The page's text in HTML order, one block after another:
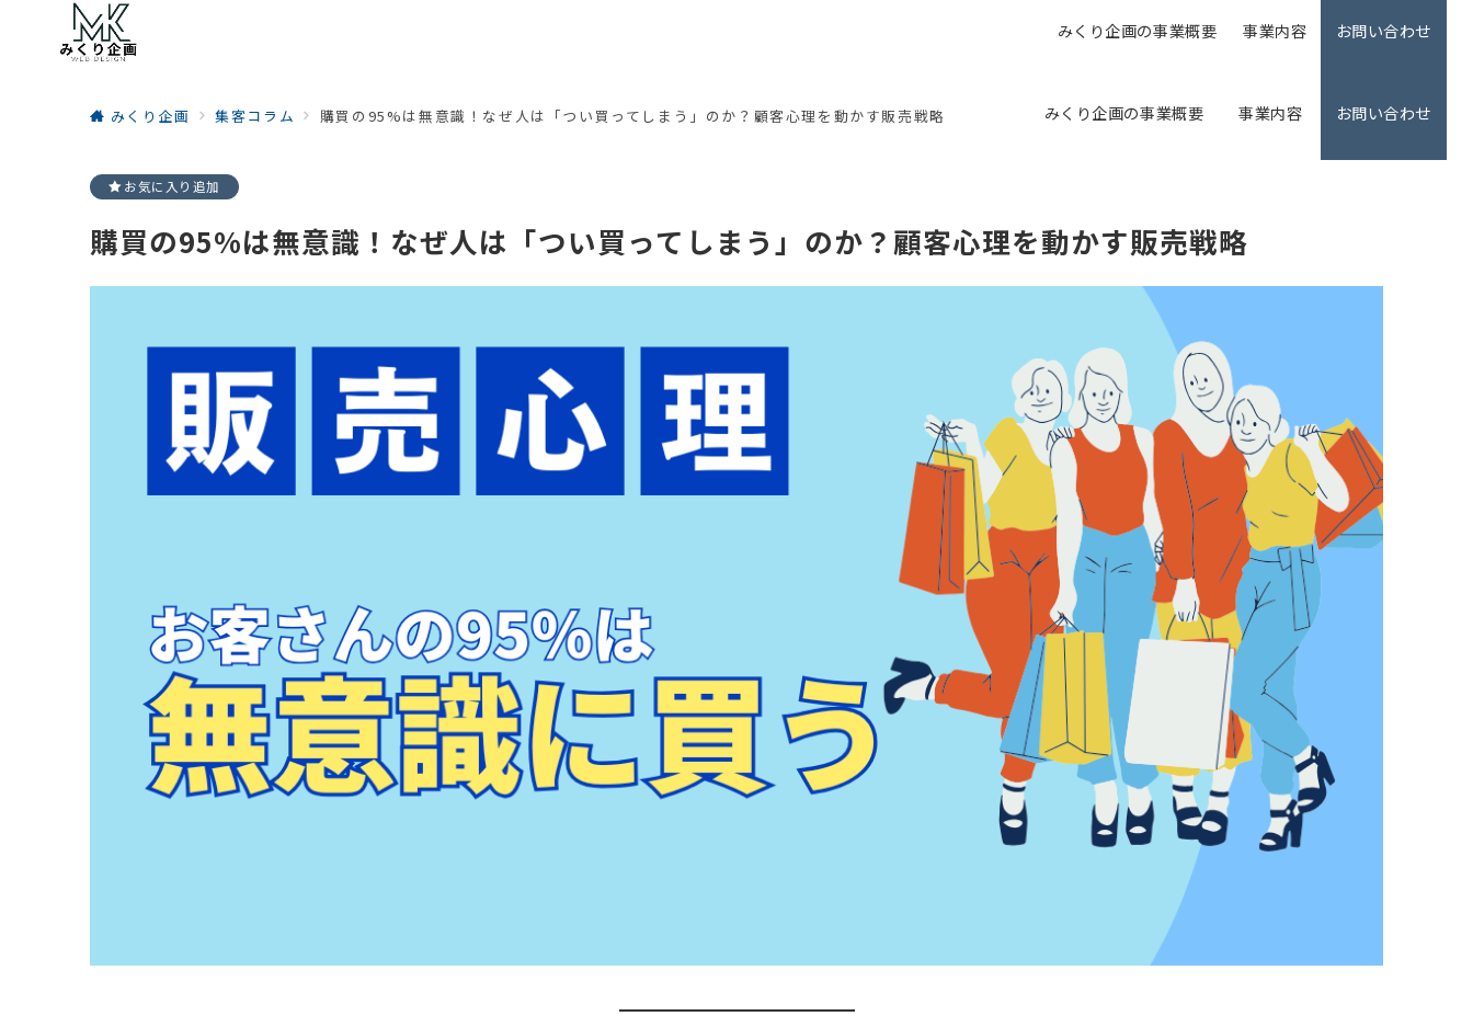
みくり企画の事業概要 事業内容 お問い合わせ
みくり企画の事業概要 事業内容 お問い合わせ
みくり企画 集客コラム 購買の95%は無意識！なぜ人は「つい買ってしまう」のか？顧客心理を動かす販売戦略
お気に入り追加
購買の95%は無意識！なぜ人は「つい買ってしまう」のか？顧客心理を動かす販売戦略